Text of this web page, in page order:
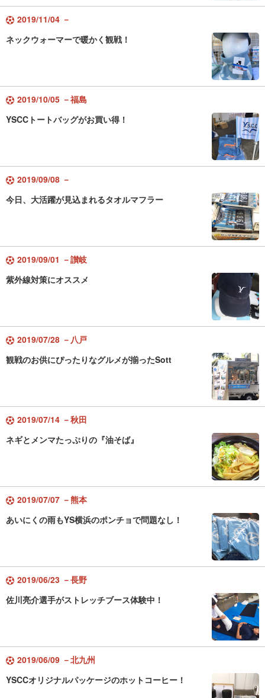
2019/11/04 －
ネックウォーマーで暖かく観戦！
2019/10/05 －福島
YSCCトートバッグがお買い得！
2019/09/08 －
今日、大活躍が見込まれるタオルマフラー
2019/09/01 －讃岐
紫外線対策にオススメ
2019/07/28 －八戸
観戦のお供にぴったりなグルメが揃ったSott
2019/07/14 －秋田
ネギとメンマたっぷりの『油そば』
2019/07/07 －熊本
あいにくの雨もYS横浜のポンチョで問題なし！
2019/06/23 －長野
佐川亮介選手がストレッチブース体験中！
2019/06/09 －北九州
YSCCオリジナルパッケージのホットコーヒー！